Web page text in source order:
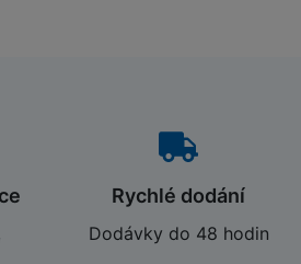
Rychlé dodání
Dodávky do 48 hodin